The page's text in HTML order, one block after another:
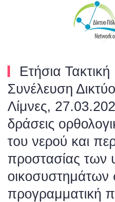
Skip to main content
Ετήσια Τακτική
Συνέλευση
Λίμνες,
δράσεις
του νερού και
προστασίας των
οικοσυστημάτων
προγραμματική